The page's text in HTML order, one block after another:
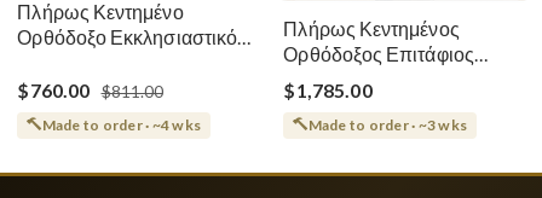
Πλήρως Κεντημένο
Ορθόδοξο Εκκλησιαστικό
Θεοτόκου
$760.00 $811.00
Made to order · ~4 wks
Πλήρως Κεντημένος
Ορθόδοξος Επιτάφιος
Κοίμησης
$1,785.00
Made to order · ~3 wks